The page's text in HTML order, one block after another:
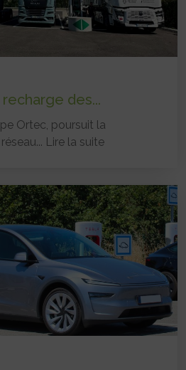
des...
Ortec, poursuit la
Lire la suite